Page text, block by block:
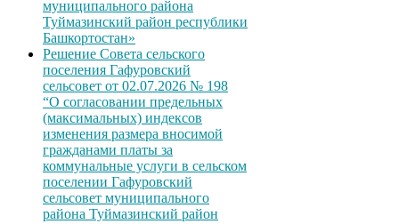
муниципального района
Туймазинский район республики
Башкортостан»
Решение Совета сельского
поселения Гафуровский
сельсовет от 02.07.2026 № 198
“О согласовании предельных
(максимальных) индексов
изменения размера вносимой
гражданами платы за
коммунальные услуги в сельском
поселении Гафуровский
сельсовет муниципального
района Туймазинский район